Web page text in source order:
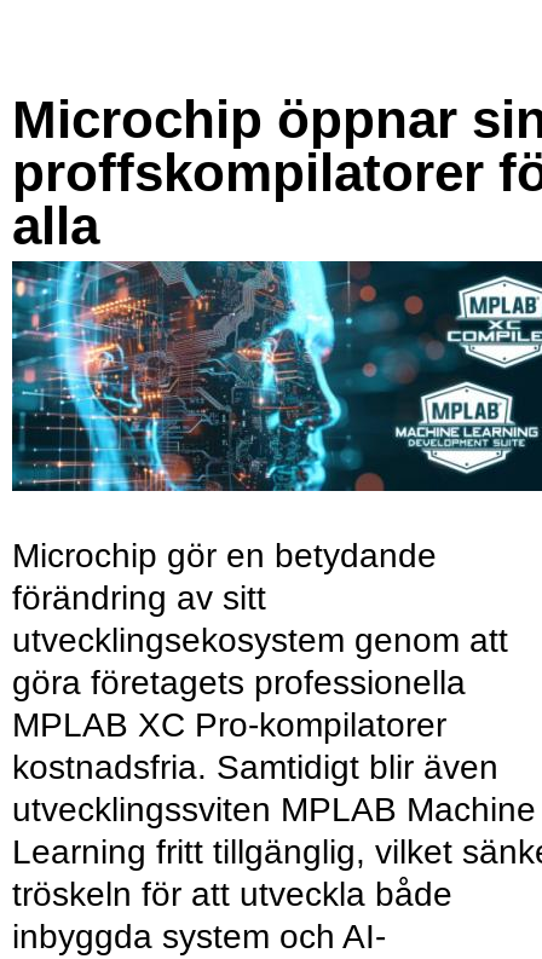
Microchip öppnar
proffskompilatorer
alla
Microchip gör en betydande
förändring av sitt
utvecklingsekosystem genom att
göra företagets professionella
MPLAB XC Pro-kompilatorer
kostnadsfria. Samtidigt blir även
utvecklingssviten MPLAB Machine
Learning fritt tillgänglig, vilket
tröskeln för att utveckla både
inbyggda system och AI-